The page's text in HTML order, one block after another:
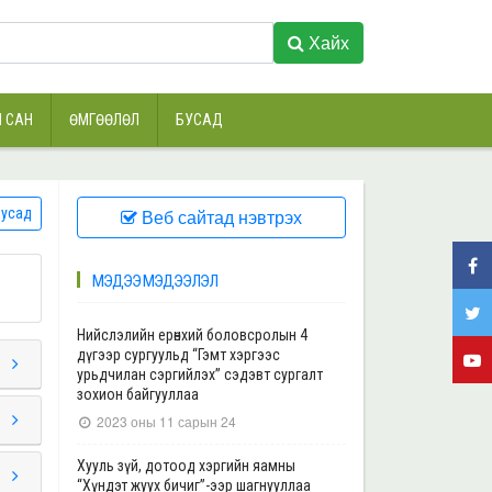
Хайх
САН ӨМГӨӨЛӨЛ БУСАД
Веб сайтад нэвтрэх
МЭДЭЭ МЭДЭЭЛЭЛ
Нийслэлийн ерөнхий боловсролын 4
дүгээр сургуульд “Гэмт хэргээс
урьдчилан сэргийлэх” сэдэвт сургалт
зохион байгууллаа
2023 оны 11 сарын 24
Хууль зүй, дотоод хэргийн яамны
“Хүндэт жуух бичиг”-ээр шагнууллаа